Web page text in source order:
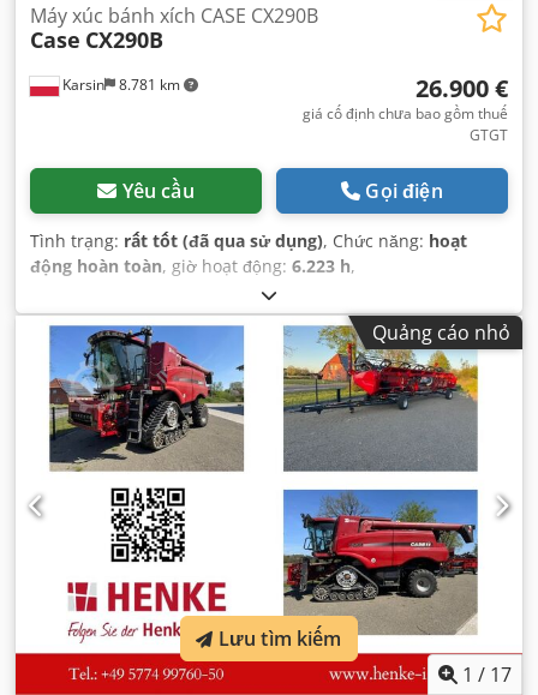
Karsin 8.781 km
Máy xúc bánh xích CASE CX290B
Case CX290B
26.900 €
giá cố định chưa bao gồm thuế
GTGT
Yêu cầu Gọi điện
Tình trạng: rất tốt (đã qua sử dụng), Chức năng: hoạt
động hoàn toàn, giờ hoạt động: 6.223 h,
Quảng cáo nhỏ
1 / 17
Lưu tìm kiếm